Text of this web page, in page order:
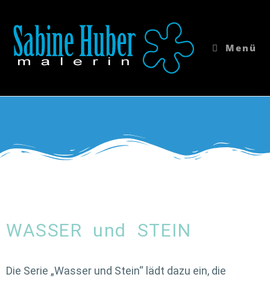
Menü
WASSER und STEIN
Die Serie „Wasser und Stein“ lädt dazu ein, die